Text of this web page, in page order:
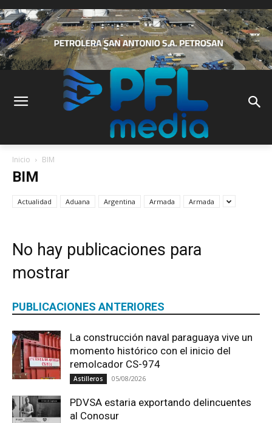
Inicio BIM
BIM
Actualidad Aduana Argentina Armada Armada
No hay publicaciones para
mostrar
PUBLICACIONES ANTERIORES
La construcción naval paraguaya vive un
momento histórico con el inicio del
remolcador CS-974
Astilleros 05/08/2026
PDVSA estaria exportando delincuentes
al Conosur